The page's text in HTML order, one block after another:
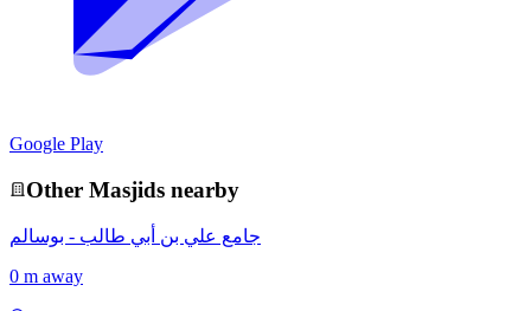
Google Play
Other Masjids nearby
جامع علي بن أبي طالب - بوسالم
0 m away